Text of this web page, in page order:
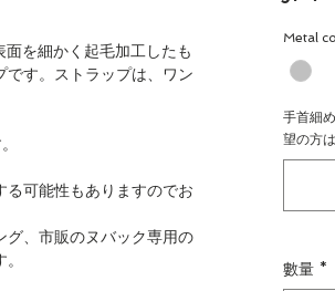
面を細かく起毛加工したも
す。ストラップは、ワン
可能性もありますのでお
、市販のヌバック専用の
Metal
手首細
望の方
數量 *